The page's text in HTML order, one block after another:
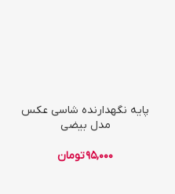
پایه نگهدارنده شاسی عکس
مدل بیضی
95,000تومان